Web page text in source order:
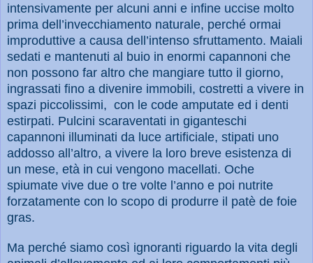
intensivamente per alcuni anni e infine uccise molto
prima dell’invecchiamento naturale, perché ormai
improduttive a causa dell’intenso sfruttamento. Maiali
sedati e mantenuti al buio in enormi capannoni che
non possono far altro che mangiare tutto il giorno,
ingrassati fino a divenire immobili, costretti a vivere in
spazi piccolissimi, con le code amputate ed i denti
estirpati. Pulcini scaraventati in giganteschi
capannoni illuminati da luce artificiale, stipati uno
addosso all’altro, a vivere la loro breve esistenza di
un mese, età in cui vengono macellati. Oche
spiumate vive due o tre volte l’anno e poi nutrite
forzatamente con lo scopo di produrre il patè de foie
gras.
Ma perché siamo così ignoranti riguardo la vita degli